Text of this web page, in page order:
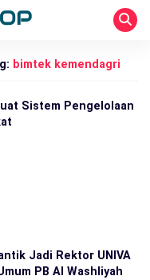
bimtek kemendagri
Sistem Pengelolaan
Jadi Rektor UNIVA
PB Al Washliyah